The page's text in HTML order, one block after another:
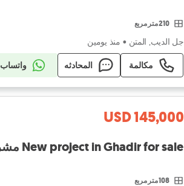
210 متر مربع
جل الديب, المتن • منذ يومين
مكالمة المحادثه واتساب
USD 145,000
New project in Ghadir for sale مشروع قيد الانشاء في غادير
108 متر مربع